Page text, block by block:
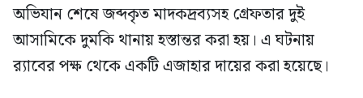
অভিযান শেষে জব্দকৃত মাদকদ্রব্যসহ গ্রেফতার দুই
আসামিকে দুমকি থানায় হস্তান্তর করা হয়। এ ঘটনায়
র‍্যাবের পক্ষ থেকে একটি এজাহার দায়ের করা হয়েছে।